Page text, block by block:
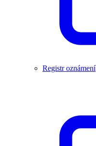
Registr oznámení